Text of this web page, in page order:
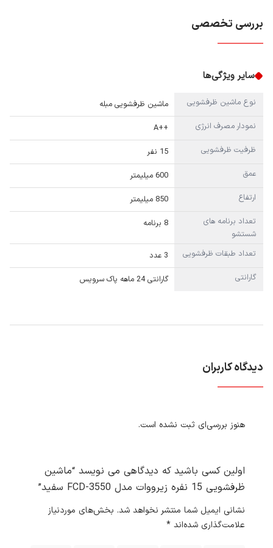
بررسی تخصصی
سایر ویژگی‌ها
نوع ماشین ظرفشویی
ماشین ظرفشویی مبله
نمودار مصرف انرژی
++A
ظرفیت ظرفشویی
15 نفر
عمق
600 میلیمتر
ارتفاع
850 میلیمتر
تعداد برنامه های
شستشو
8 برنامه
تعداد طبقات ظرفشویی
3 عدد
گارانتی
گارانتی 24 ماهه پاک سرویس
دیدگاه کاربران
هنوز بررسی‌ای ثبت نشده است.
اولین کسی باشید که دیدگاهی می نویسد “ماشین
ظرفشویی 15 نفره زیرووات مدل FCD-3550 سفید”
نشانی ایمیل شما منتشر نخواهد شد. بخش‌های موردنیاز
علامت‌گذاری شده‌اند *